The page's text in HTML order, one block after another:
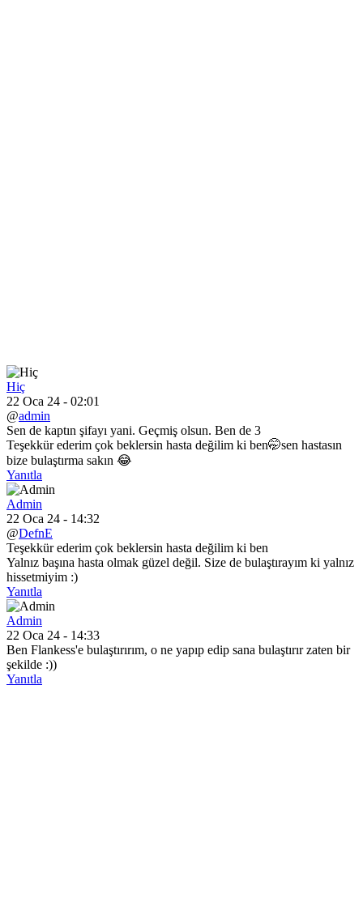
Hiç
22 Oca 24 - 02:01
@admin
Sen de kaptın şifayı yani. Geçmiş olsun. Ben de 3
Teşekkür ederim çok beklersin hasta değilim ki ben🤭sen hastasın
bize bulaştırma sakın 😂
Yanıtla
Admin
22 Oca 24 - 14:32
@DefnE
Teşekkür ederim çok beklersin hasta değilim ki ben
Yalnız başına hasta olmak güzel değil. Size de bulaştırayım ki yalnız
hissetmiyim :)
Yanıtla
Admin
22 Oca 24 - 14:33
Ben Flankess'e bulaştırırım, o ne yapıp edip sana bulaştırır zaten bir
şekilde :))
Yanıtla